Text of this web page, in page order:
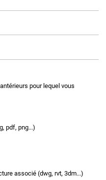
pour lequel vous
pdf, png...)
associé (dwg, rvt, 3dm...)